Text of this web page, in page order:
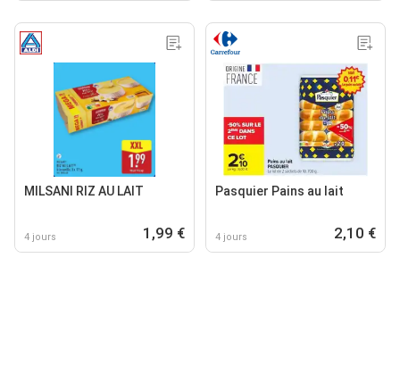
MILSANI RIZ AU LAIT
4 jours 1,99 €
Pasquier Pains au lait
4 jours 2,10 €